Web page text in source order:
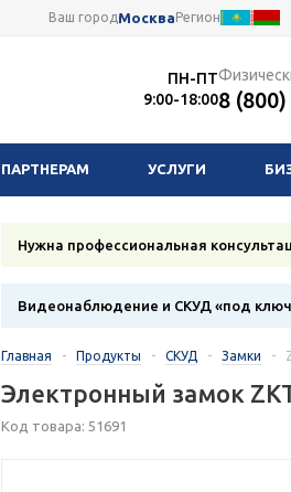
Ваш городМоскваРегион
ПН-ПТ
9:00-18:008
ПАРТНЕРАМ УСЛУГИ
Нужна профессиональная
Видеонаблюдение и СКУД «под
Главная - Продукты - СКУД - Замки -
Электронный замок
Код товара: 51691